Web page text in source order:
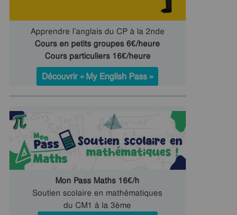
Apprendre l’anglais du CP à la 2nde
Cours en petits groupes 6€/heure
Cours particuliers 16€/heure
Découvrir « My English Pass »
Mon Pass Maths 16€/h
Soutien scolaire en mathématiques
du CM1 à la 3ème